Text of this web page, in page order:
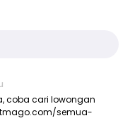
coba cari lowongan
semua-